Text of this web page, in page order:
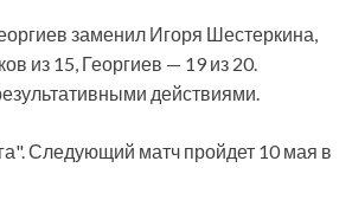
заменил Игоря Шестеркина,
из 15, Георгиев — 19 из 20.
действиями.
Следующий матч пройдет 10 мая в